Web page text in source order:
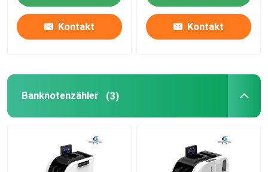
Kontakt Kontakt
Banknotenzähler (3)